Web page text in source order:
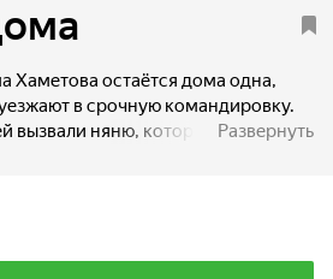
Хаметова остаётся дома одна,
в срочную командировку.
вызвали няню, которую нашли
ночь, чтобы с помощью
гаджетов вывести
воду, показав ей, кто в умном
Развернуть